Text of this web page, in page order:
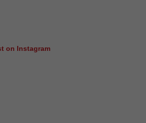
on Instagram